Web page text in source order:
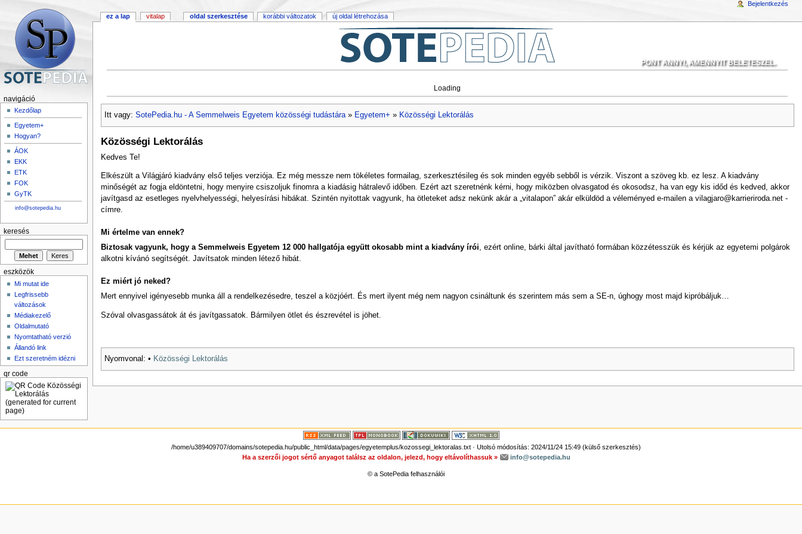
PONT ANNYI, AMENNYIT BELETESZEL.
Loading
Itt vagy: SotePedia.hu - A Semmelweis Egyetem közösségi tudástára» Egyetem+ » Közösségi Lektorálás
Közösségi Lektorálás
Kedves Te!
Elkészült a Világjáró kiadvány első teljes verziója. Ez még messze nem tökéletes formailag, szerkesztésileg és sok minden egyéb sebből is vérzik. Viszont a szöveg kb. ez lesz. A kiadvány
minőségét az fogja eldöntetni, hogy menyire csiszoljuk finomra a kiadásig hátralevő időben. Ezért azt szeretnénk kérni, hogy miközben olvasgatod és okosodsz, ha van egy kis időd és kedved, akkor
javítgasd az esetleges nyelvhelyességi, helyesírási hibákat. Szintén nyitottak vagyunk, ha ötleteket adsz nekünk akár a „vitalapon” akár elküldöd a véleményed e-mailen a vilagjaro@karrieriroda.net -
címre.
Mi értelme van ennek?
Biztosak vagyunk, hogy a Semmelweis Egyetem 12 000 hallgatója együtt okosabb mint a kiadvány írói, ezért online, bárki által javítható formában közzétesszük és kérjük az egyetemi polgárok
alkotni kívánó segítségét. Javítsatok minden létező hibát.
Ez miért jó neked?
Mert ennyivel igényesebb munka áll a rendelkezésedre, teszel a közjóért. És mert ilyent még nem nagyon csináltunk és szerintem más sem a SE-n, úghogy most majd kipróbáljuk…
Szóval olvasgassátok át és javítgassatok. Bármilyen ötlet és észrevétel is jöhet.
Nyomvonal: • Közösségi Lektorálás
ez a lap vitalap oldal szerkesztése korábbi változatok új oldal létrehozása
Bejelentkezés
navigáció
Kezdőlap
Egyetem+
Hogyan?
ÁOK
EKK
ETK
FOK
GyTK
info@sotepedia.hu
keresés
eszközök
Mi mutat ide
Legfrissebb
változások
Médiakezelő
Oldalmutató
Nyomtatható verzió
Állandó link
Ezt szeretném idézni
qr code
/home/u389409707/domains/sotepedia.hu/public_html/data/pages/egyetemplus/kozossegi_lektoralas.txt · Utolsó módosítás: 2024/11/24 15:49 (külső szerkesztés)
Ha a szerzői jogot sértő anyagot találsz az oldalon, jelezd, hogy eltávolíthassuk »
info@sotepedia.hu
© a SotePedia felhasználói